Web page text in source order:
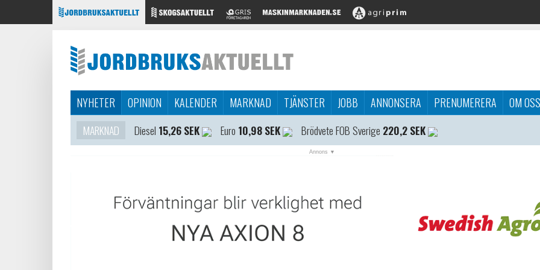
NYHETER OPINION KALENDER MARKNAD TJÄNSTER JOBB ANNONSERA PRENUMERERA
OM OSS
MARKNAD
Diesel 15,26 SEK Euro 10,98 SEK Brödvete FOB Sverige 220,2 SEK